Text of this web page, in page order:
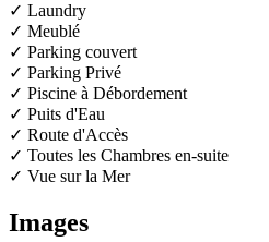
✓ Laundry
✓ Meublé
✓ Parking couvert
✓ Parking Privé
✓ Piscine à Débordement
✓ Puits d'Eau
✓ Route d'Accès
✓ Toutes les Chambres en-suite
✓ Vue sur la Mer
Images